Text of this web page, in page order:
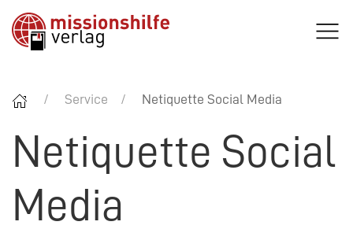
Service Netiquette Social Media
Netiquette Social
Media